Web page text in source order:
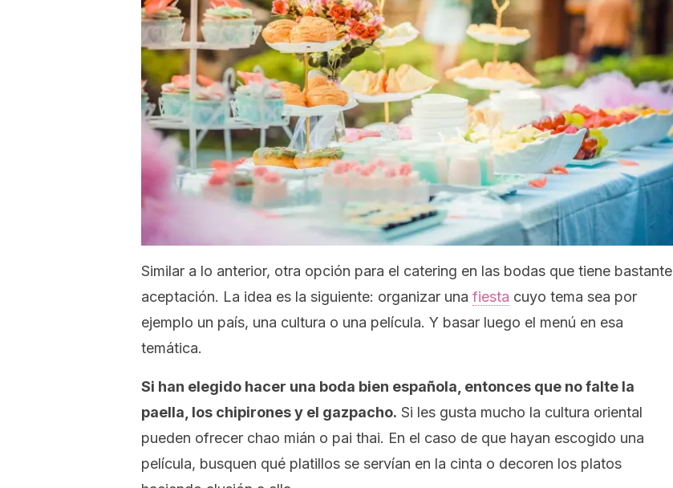
Similar a lo anterior, otra opción para el catering en las bodas que tiene bastante
aceptación. La idea es la siguiente: organizar una fiesta cuyo tema sea por
ejemplo un país, una cultura o una película. Y basar luego el menú en esa
temática.
Si han elegido hacer una boda bien española, entonces que no falte la
paella, los chipirones y el gazpacho. Si les gusta mucho la cultura oriental
pueden ofrecer chao mián o pai thai. En el caso de que hayan escogido una
película, busquen qué platillos se servían en la cinta o decoren los platos